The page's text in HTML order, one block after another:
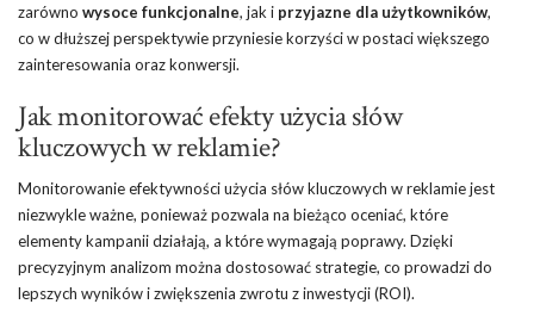
zarówno wysoce funkcjonalne, jak i przyjazne dla użytkowników,
co w dłuższej perspektywie przyniesie korzyści w postaci większego
zainteresowania oraz konwersji.
Jak monitorować efekty użycia słów
kluczowych w reklamie?
Monitorowanie efektywności użycia słów kluczowych w reklamie jest
niezwykle ważne, ponieważ pozwala na bieżąco oceniać, które
elementy kampanii działają, a które wymagają poprawy. Dzięki
precyzyjnym analizom można dostosować strategie, co prowadzi do
lepszych wyników i zwiększenia zwrotu z inwestycji (ROI).